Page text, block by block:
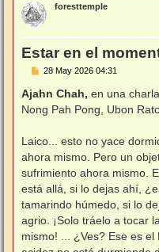
foresttemple
Estar en el
M
n
a
28 May 2026 04:31
Ajahn Chah, en una
Nong Pah Pong, Ubon
Laico... esto no yace
ahora mismo. Pero un
sufrimiento ahora mismo.
está allá, si lo dejas ahí,
tamarindo húmedo, si lo
agrio. ¡Solo tráelo a tocar
mismo! ... ¿Ves? Ese es